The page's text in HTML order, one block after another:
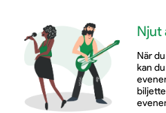
Petrina Solange –
flerfaldigt prisbelönad.
Robin Paulsson –
publikfiness.
Thanos Fotas –
Njut
När
kan